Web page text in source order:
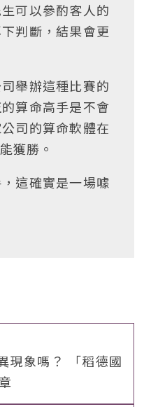
可以參酌客人的
判斷，結果會更
舉辦這種比賽的
算命高手是不會
司的算命軟體在
獲勝。
這確實是一場噱
現象嗎？ 「稻德國